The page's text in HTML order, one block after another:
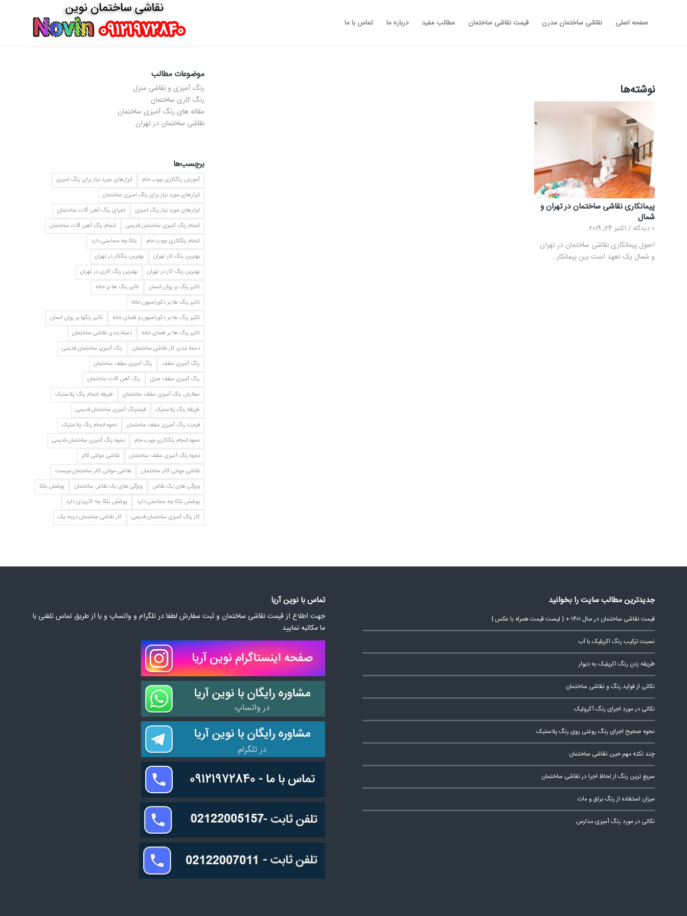
صفحه اصلی نقاشی ساختمان مدرن قیمت نقاشی ساختمان مطالب مفید درباره ما تماس با ما
نوشته‌ها
پیمانکاری نقاشی ساختمان در تهران و
شمال
0 دیدگاه / اکتبر 24, 2019
اصول پیمانکاری نقاشی ساختمان در تهران
و شمال یک تعهد است بین پیمانکار…
موضوعات مطالب
رنگ آمیزی و نقاشی منزل
رنگ کاری ساختمان
مقاله های رنگ آمیزی ساختمان
نقاشی ساختمان در تهران
برچسب‌ها
آموزش رنگکاری چوب خام
ابزارهای مورد نیاز برای رنگ امیزی
ابزارهای مورد نیاز برای رنگ امیزی ساختمان
ابزارهای مورد نیاز رنگ امیزی
اجرای رنگ آهن آلات ساختمان
انجام رنگ آمیزی ساختمان قدیمی
انجام رنگ آهن آلات ساختمان
انجام رنگکاری چوب خام
بلکا چه محاسنی دارد
بهترین رنگ کار تهران
بهترین رنگکار در تهران
بهترین رنگ کار در تهران
بهترین رنگ کاری در تهران
تاثیر رنگ بر روان انسان
تاثیر رنگ ها بر خانه
تاثیر رنگ ها بر دکوراسیون خانه
تاثیر رنگ ها بر دکوراسیون و فضای خانه
تاثیر رنگها بر روان انسان
تاثیر رنگ ها بر فضای خانه
دسته بندی نقاشی ساختمان
دسته بندی کار نقاشی ساختمان
رنگ آمیزی ساختمان قدیمی
رنگ آمیزی سقف
رنگ آمیزی سقف ساختمان
رنگ آمیزی سقف منزل
رنگ آهن آلات ساختمان
سفارش رنگ آمیزی سقف ساختمان
طریقه انجام رنگ پلاستیک
طریقه رنگ پلاستیک
قیمترنگ آمیزی ساختمان قدیمی
قیمت رنگ آمیزی سقف ساختمان
نحوه انجام رنگ پلاستیک
نحوه انجام رنگکاری چوب خام
نحوه رنگ آمیزی ساختمان قدیمی
نحوه رنگ آمیزی سقف ساختمان
نقاشی مولتی کالر
نقاشی مولتی کالر ساختمان
نقاشی مولتی کالر ساختمان چیست
ویژگی های یک نقاش
ویژگی های یک نقاش ساختمان
پوشش بلکا
پوشش بلکا چه محاسنی دارد
پوشش بلکا چه کاربردی دارد
کار رنگ آمیزی ساختمان قدیمی
کار نقاشی ساختمان درجه یک
جدیدترین مطالب سایت را بخوانید
قیمت نقاشی ساختمان در سال ۱۴۰۱ + { لیست قیمت همراه با عکس }
نسبت ترکیب رنگ اکریلیک با آب
طریقه زدن رنگ اکریلیک به دیوار
نکاتی از فواید رنگ و نقاشی ساختمان
نکاتی در مورد اجرای رنگ آکرولیک
نحوه صحیح اجرای رنگ روغنی روی رنگ پلاستیک
چند نکته مهم حین نقاشی ساختمان
سریع ترین رنگ از لحاظ اجرا در نقاشی ساختمان
میزان استفاده از رنگ براق و مات
نکاتی در مورد رنگ آمیزی مدارس
تماس با نوین آریا
جهت اطلاع از قیمت نقاشی ساختمان و ثبت سفارش لطفا در تلگرام و واتساپ و یا از طریق تماس تلفنی با
ما مکاتبه نمایید